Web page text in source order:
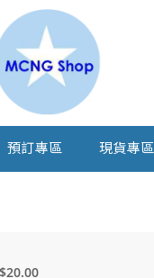
預訂專區 現貨專區